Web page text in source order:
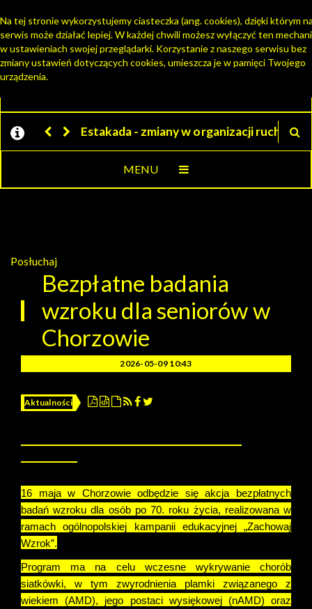
PORTAL MIESZKAŃCA
Jesteśmy w EZD
MENU
Posłuchaj
Bezpłatne badania
wzroku dla seniorów w
Chorzowie
2026-05-09 10:43
Aktualności
16 maja w Chorzowie odbędzie się akcja bezpłatnych
badań wzroku dla osób po 70. roku życia, realizowana w
ramach ogólnopolskiej kampanii edukacyjnej „Zachowaj
Wzrok”.
Program ma na celu wczesne wykrywanie chorób
siatkówki, w tym zwyrodnienia plamki związanego z
wiekiem (AMD), jego postaci wysiękowej (nAMD) oraz
Na tej stronie wykorzystujemy ciasteczka (ang. cookies), dzięki którym
serwis może działać lepiej. W każdej chwili możesz wyłączyć ten
w ustawieniach swojej przeglądarki. Korzystanie z naszego serwisu bez
zmiany ustawień dotyczących cookies, umieszcza je w pamięci Twojego
urządzenia.